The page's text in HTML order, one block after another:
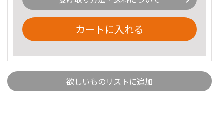
カートに入れる
欲しいものリストに追加